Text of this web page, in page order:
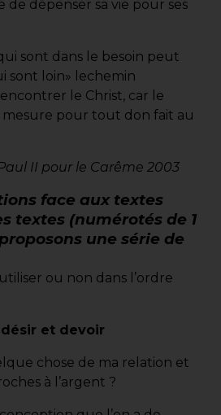
de dépenser sa vie pour ses
sont dans le besoin peut
sont loin» lechemin
le Christ, car le
mesure pour tout don fait au
II pour le Carême 2003
face aux textes
textes (numérotés de 1
une série de
ou non dans l’ordre
désir et devoir
chose de ma relation et
à l’argent ?